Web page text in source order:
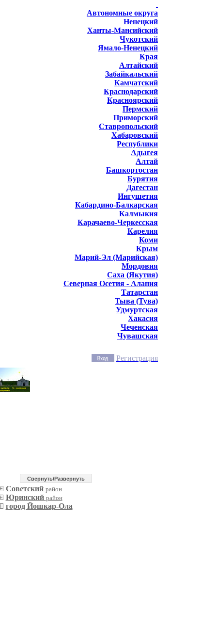
Автономные округа
Ненецкий
Ханты-Мансийский
Чукотский
Ямало-Ненецкий
Края
Алтайский
Забайкальский
Камчатский
Краснодарский
Красноярский
Пермский
Приморский
Ставропольский
Хабаровский
Республики
Адыгея
Алтай
Башкортостан
Бурятия
Дагестан
Ингушетия
Кабардино-Балкарская
Калмыкия
Карачаево-Черкесская
Карелия
Коми
Крым
Марий-Эл (Марийская)
Мордовия
Саха (Якутия)
Северная Осетия - Алания
Татарстан
Тыва (Тува)
Удмуртская
Хакасия
Чеченская
Чувашская
Регистрация
Cвернуть/Развернуть
Советский район
Юринский район
город Йошкар-Ола